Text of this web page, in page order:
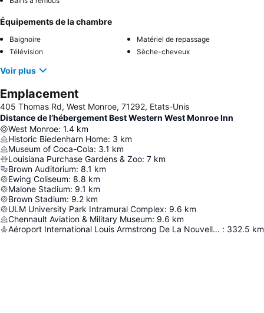
Équipements de la chambre
Baignoire
Matériel de repassage
Télévision
Sèche-cheveux
Voir plus
Emplacement
405 Thomas Rd, West Monroe, 71292, Etats-Unis
Distance de l’hébergement Best Western West Monroe Inn
West Monroe: 1.4 km
Historic Biedenharn Home: 3 km
Museum of Coca-Cola: 3.1 km
Louisiana Purchase Gardens & Zoo: 7 km
Brown Auditorium: 8.1 km
Ewing Coliseum: 8.8 km
Malone Stadium: 9.1 km
Brown Stadium: 9.2 km
ULM University Park Intramural Complex: 9.6 km
Chennault Aviation & Military Museum: 9.6 km
Aéroport International Louis Armstrong De La Nouvelle-Orléans : 332.5 km